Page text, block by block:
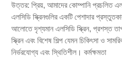
উত্তর: প্রিয়, আমাদের কোম্পানি প্রচলিত
এলসিডি স্ক্রিনগুলির একটি পেশাদার
আলোতে দৃশ্যমান এলসিডি স্ক্রিন, প্রশস্ত
স্ক্রিন এবং বিশেষ শিল্প যেমন চিকিৎসা ও
নির্ভরযোগ্য এবং স্থিতিশীল। কর্মক্ষমতা